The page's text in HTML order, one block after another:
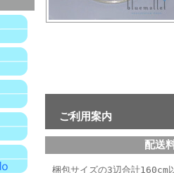
ご利用案内
配送
梱包サイズの3辺合計